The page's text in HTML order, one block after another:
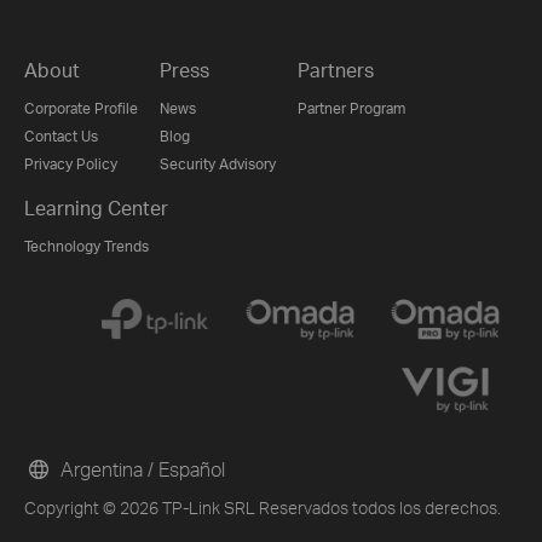
About
Corporate Profile
Contact Us
Privacy Policy
Press
News
Blog
Security Advisory
Partners
Partner Program
Learning Center
Technology Trends
Copyright © 2026 TP-Link SRL Reservados todos los derechos.
Argentina / Español